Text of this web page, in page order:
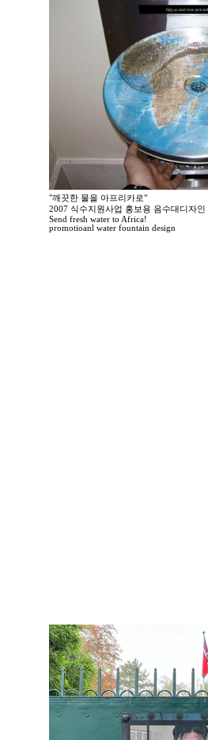
"깨끗한 물을 아프리카로"
2007 식수지원사업 홍보용 음수대디자인
Send fresh water to Africa!
promotioanl water fountain design